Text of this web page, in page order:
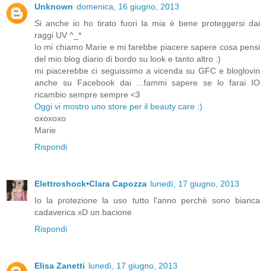
Unknown domenica, 16 giugno, 2013
Si anche io ho tirato fuori la mia è bene proteggersi dai
raggi UV ^_*
Io mi chiamo Marie e mi farebbe piacere sapere cosa pensi
del mio blog diario di bordo su look e tanto altro :)
mi piacerebbe ci seguissimo a vicenda su GFC e bloglovin
anche su Facebook dai ...fammi sapere se lo farai IO
ricambio sempre sempre <3
Oggi vi mostro uno store per il beauty care :)
oxoxoxo
Marie
Rispondi
Elettroshock•Clara Capozza lunedì, 17 giugno, 2013
Io la protezione la uso tutto l'anno perchè sono bianca
cadaverica xD un bacione
Rispondi
Elisa Zanetti lunedì, 17 giugno, 2013